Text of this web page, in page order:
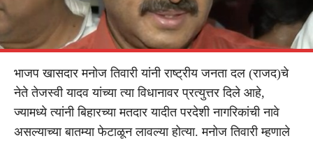
भाजप खासदार मनोज तिवारी यांनी राष्ट्रीय जनता दल (राजद)चे
नेते तेजस्वी यादव यांच्या त्या विधानावर प्रत्युत्तर दिले आहे,
ज्यामध्ये त्यांनी बिहारच्या मतदार यादीत परदेशी नागरिकांची नावे
असल्याच्या बातम्या फेटाळून लावल्या होत्या. मनोज तिवारी म्हणाले